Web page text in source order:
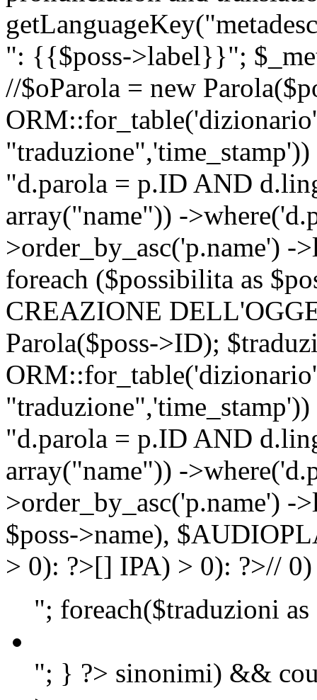
": {{$poss->label}}";
//$oParola = new
"d.parola = p.ID AND
array("name")) -
>order_by_asc('p.name')
foreach ($possibilita as
CREAZIONE
Parola($poss->ID);
"d.parola = p.ID AND
array("name")) -
>order_by_asc('p.name')
$poss->name),
> 0): ?>[] IPA) > 0): ?>//
"; foreach($traduzioni
"; } ?> sinonimi) &&